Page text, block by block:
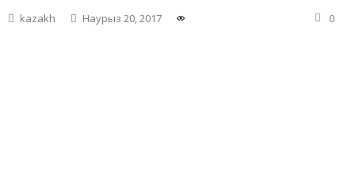
kazakh Наурыз 20, 2017 0